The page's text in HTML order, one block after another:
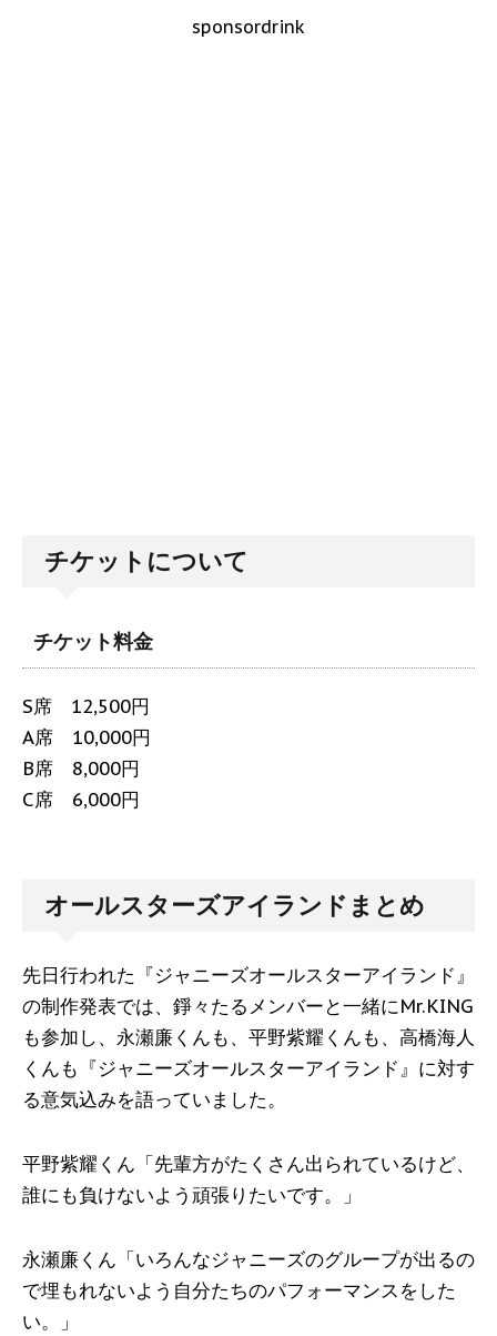
sponsordrink
チケットについて
チケット料金
S席 12,500円
A席 10,000円
B席 8,000円
C席 6,000円
オールスターズアイランドまとめ
先日行われた『ジャニーズオールスターアイランド』
の制作発表では、錚々たるメンバーと一緒にMr.KING
も参加し、永瀬廉くんも、平野紫耀くんも、高橋海人
くんも『ジャニーズオールスターアイランド』に対す
る意気込みを語っていました。
平野紫耀くん「先輩方がたくさん出られているけど、
誰にも負けないよう頑張りたいです。」
永瀬廉くん「いろんなジャニーズのグループが出るの
で埋もれないよう自分たちのパフォーマンスをした
い。」